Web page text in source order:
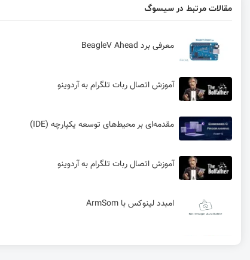
مقالات مرتبط در سیسوگ
معرفی برد BeagleV Ahead
آموزش اتصال ربات تلگرام به آردوینو
مقدمه‌ای بر محیط‌های توسعه یکپارچه (IDE)
آموزش اتصال ربات تلگرام به آردوینو
امبدد لینوکس با ArmSom